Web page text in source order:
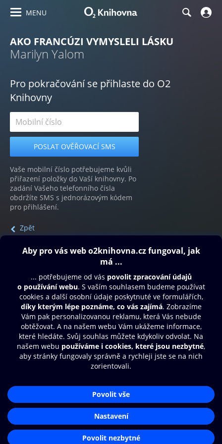
MENU
AKO FRANCÚZI VYMYSLELI LÁSKU
Marilyn Yalom
Pro pokračování se přihlaste do O2
Knihovny
Vaše mobilní číslo potřebujeme kvůli
přiřazení položky do Vaší knihovny. Po
zadání Vašeho telefonního čísla
obdržíte SMS s jednorázovým kódem
pro přihlášení.
Zpět
Obsah ke stažení
Moje O2 Knihovna
Další zábava
© O2 Czech Republic a.s.
Přístupnost
Zásady zpracování osobních údajů
Nastavení cookies
Aplikace O2 Knihovna
Čti a poslouchej své e-knihy a
audioknihy rychleji a pohodlněji.